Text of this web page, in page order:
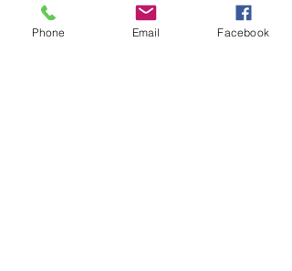
Phone Email Facebook